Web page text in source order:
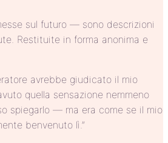
sul futuro — sono descrizioni
Restituite in forma anonima e
avrebbe giudicato il mio
quella sensazione nemmeno
spiegarlo — ma era come se il mio
benvenuto lì.”